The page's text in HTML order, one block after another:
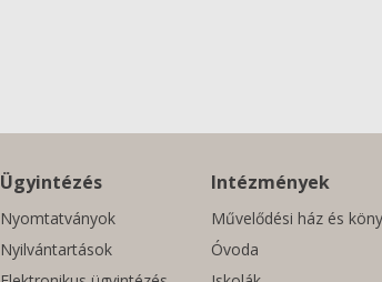
Ügyintézés
Nyomtatványok
Nyilvántartások
Intézmények
Művelődési ház és
Óvoda